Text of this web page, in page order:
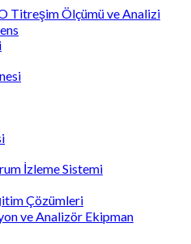
Titreşim Ölçümü ve Analizi
İzleme Sistemi
Çözümleri
ve Analizör Ekipman